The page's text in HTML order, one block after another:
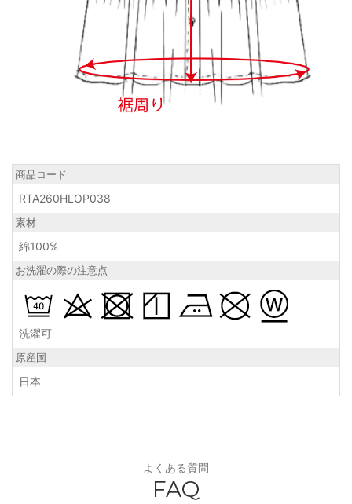
商品コード
RTA260HLOP038
素材
綿100%
お洗濯の際の注意点
洗濯可
原産国
日本
よくある質問
FAQ